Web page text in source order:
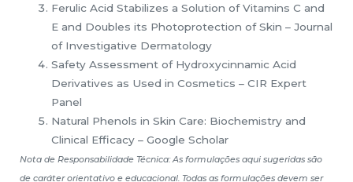
Ferulic Acid Stabilizes a Solution of Vitamins C and
E and Doubles its Photoprotection of Skin – Journal
of Investigative Dermatology
Safety Assessment of Hydroxycinnamic Acid
Derivatives as Used in Cosmetics – CIR Expert
Panel
Natural Phenols in Skin Care: Biochemistry and
Clinical Efficacy – Google Scholar
Nota de Responsabilidade Técnica: As formulações aqui sugeridas são
de caráter orientativo e educacional. Todas as formulações devem ser